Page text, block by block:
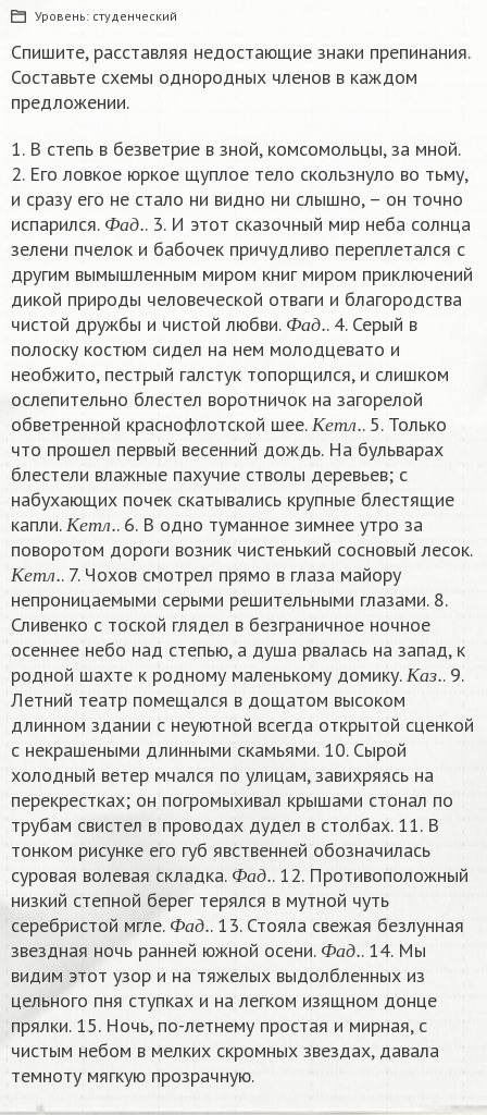
Уровень: студенческий
Спишите, расставляя недостающие знаки препинания.
Составьте схемы однородных членов в каждом
предложении.
1. В степь в безветрие в зной, комсомольцы, за мной.
2. Его ловкое юркое щуплое тело скользнуло во тьму,
и сразу его не стало ни видно ни слышно, – он точно
испарился.
Ф а д
Фад. 3. И этот сказочный мир неба солнца
зелени пчелок и бабочек причудливо переплетался с
другим вымышленным миром книг миром приключений
дикой природы человеческой отваги и благородства
чистой дружбы и чистой любви.
Ф а д
Фад. 4. Серый в
полоску костюм сидел на нем молодцевато и
необжито, пестрый галстук топорщился, и слишком
ослепительно блестел воротничок на загорелой
обветренной краснофлотской шее.
Ке тл
Ке тл. . 5. Только
что прошел первый весенний дождь. На бульварах
блестели влажные пахучие стволы деревьев; с
набухающих почек скатывались крупные блестящие
капли.
Ке тл
Кетл. . 6. В одно туманное зимнее утро за
поворотом дороги возник чистенький сосновый лесок.
Ке тл
Кетл. . 7. Чохов смотрел прямо в глаза майору
непроницаемыми серыми решительными глазами. 8.
Сливенко с тоской глядел в безграничное ночное
осеннее небо над степью, а душа рвалась на запад, к
родной шахте к родному маленькому домику.
Ка з
Каз.. 9.
Летний театр помещался в дощатом высоком
длинном здании с неуютной всегда открытой сценкой
с некрашеными длинными скамьями. 10. Сырой
холодный ветер мчался по улицам, завихряясь на
перекрестках; он погромыхивал крышами стонал по
трубам свистел в проводах дудел в столбах. 11. В
тонком рисунке его губ явственней обозначилась
суровая волевая складка.
Ф а д
Фад.. 12. Противоположный
низкий степной берег терялся в мутной чуть
серебристой мгле.
Ф а д
Фа д.. 13. Стояла свежая безлунная
звездная ночь ранней южной осени.
Ф а д
Фад.. 14. Мы
видим этот узор и на тяжелых выдолбленных из
цельного пня ступках и на легком изящном донце
прялки. 15. Ночь, по-летнему простая и мирная, с
чистым небом в мелких скромных звездах, давала
темноту мягкую прозрачную.